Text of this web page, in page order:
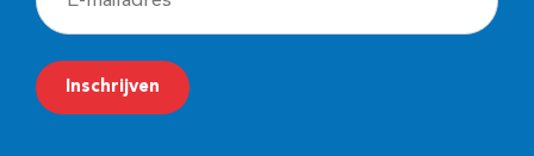
-
m
a
Inschrijven